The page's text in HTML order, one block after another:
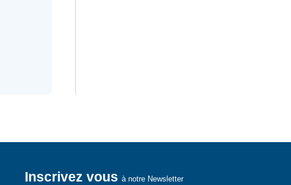
Inscrivez vous à notre Newsletter